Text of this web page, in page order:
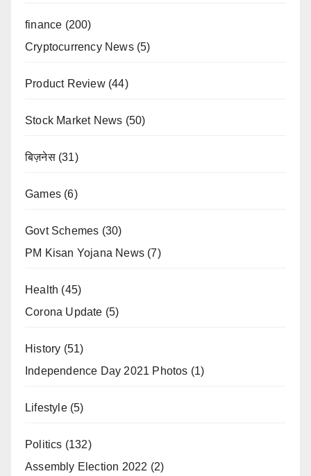
finance (200)
Cryptocurrency News(5)
Product Review(44)
Stock Market News (50)
बिज़नेस(31)
Games (6)
Govt Schemes (30)
PM Kisan Yojana News (7)
Health (45)
Corona Update (5)
History (51)
Independence Day 2021 Photos (1)
Lifestyle(5)
Politics (132)
Assembly Election 2022 (2)